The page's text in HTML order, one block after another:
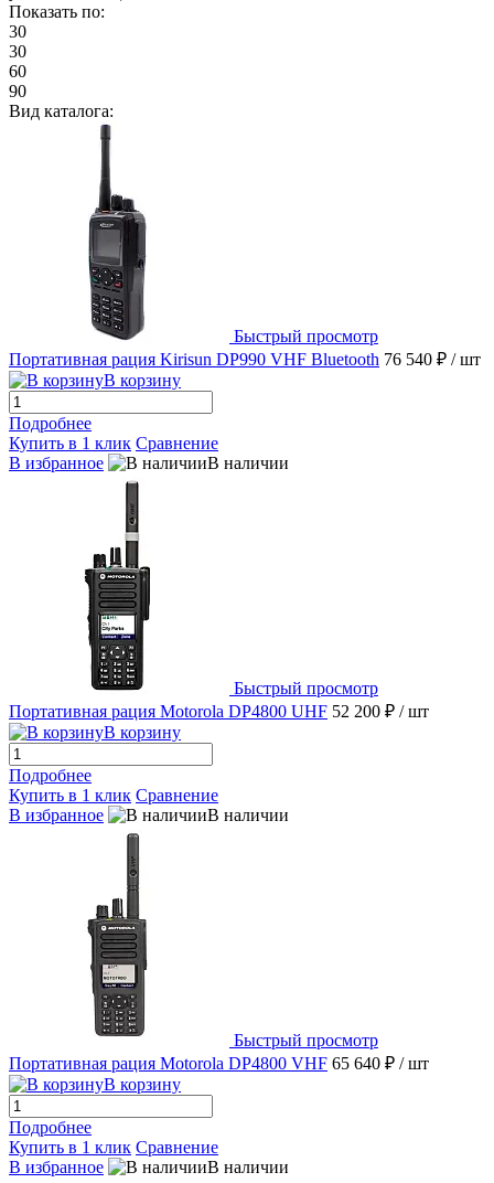
Показать по:
30
30
60
90
Вид каталога:
Быстрый просмотр
Портативная рация Kirisun DP990 VHF Bluetooth 76 540 ₽ / шт
В корзину
Подробнее
Купить в 1 клик Сравнение
В избранное
В наличии
Быстрый просмотр
Портативная рация Motorola DP4800 UHF 52 200 ₽ / шт
В корзину
Подробнее
Купить в 1 клик Сравнение
В избранное
В наличии
Быстрый просмотр
Портативная рация Motorola DP4800 VHF 65 640 ₽ / шт
В корзину
Подробнее
Купить в 1 клик Сравнение
В избранное
В наличии